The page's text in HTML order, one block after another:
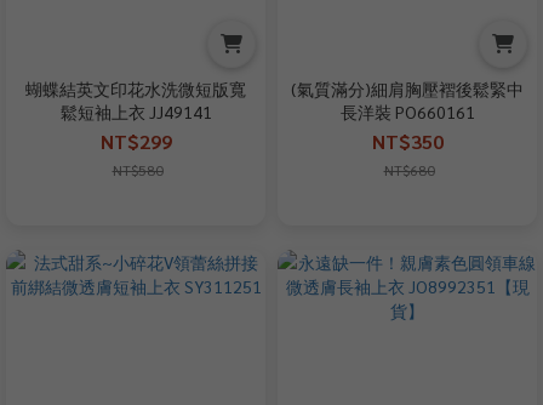
蝴蝶結英文印花水洗微短版寬
鬆短袖上衣 JJ49141
NT$299
NT$580
(氣質滿分)細肩胸壓褶後鬆緊中
長洋裝 PO660161
NT$350
NT$680